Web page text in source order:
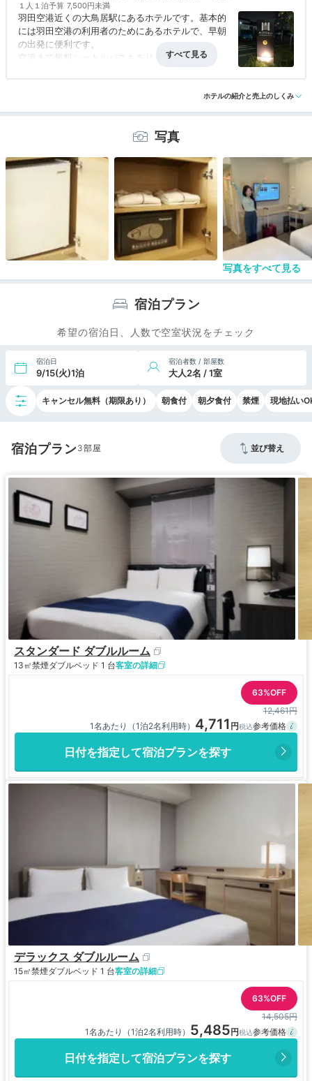
１人１泊予算 7,500円未満
羽田空港近くの大鳥居駅にあるホテルです。基本的
には羽田空港の利用者のためにあるホテルで、早朝
の出発に便利です。
空港まで無料シャトルバスもあります。
アクセス 3.0 コスパ 3.0 客室 3.0 接客対応 3.0 風呂 3.0
ホテルの紹介と売上のしくみ
写真
写真をすべて見る
宿泊プラン
希望の宿泊日、人数で空室状況をチェック
宿泊日
9/15(火)1泊
宿泊者数 / 部屋数
大人2名 / 1室
キャンセル無料（期限あり） 朝食付 朝夕食付 禁煙 現地払い
宿泊プラン3 並び替え
スタンダード ダブルルーム
13㎡禁煙ダブルベッド 1 台客室の詳細
63%OFF
12,461円
1名あたり（1泊2名利用時） 4,711
日付を指定して宿泊プランを探す
デラックス ダブルルーム
15㎡禁煙ダブルベッド 1 台客室の詳細
63%OFF
14,505円
1名あたり（1泊2名利用時） 5,485
日付を指定して宿泊プランを探す